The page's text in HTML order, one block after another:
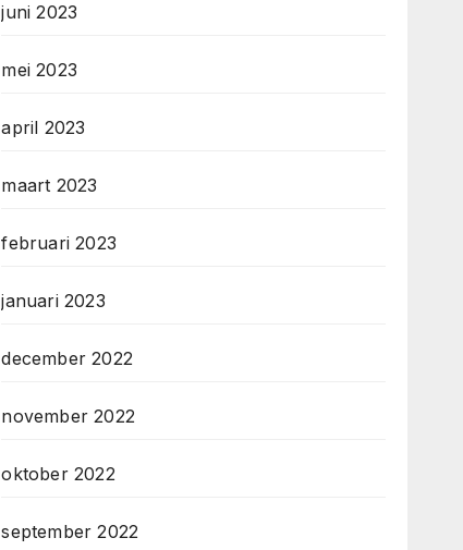
juni 2023
mei 2023
april 2023
maart 2023
februari 2023
januari 2023
december 2022
november 2022
oktober 2022
september 2022